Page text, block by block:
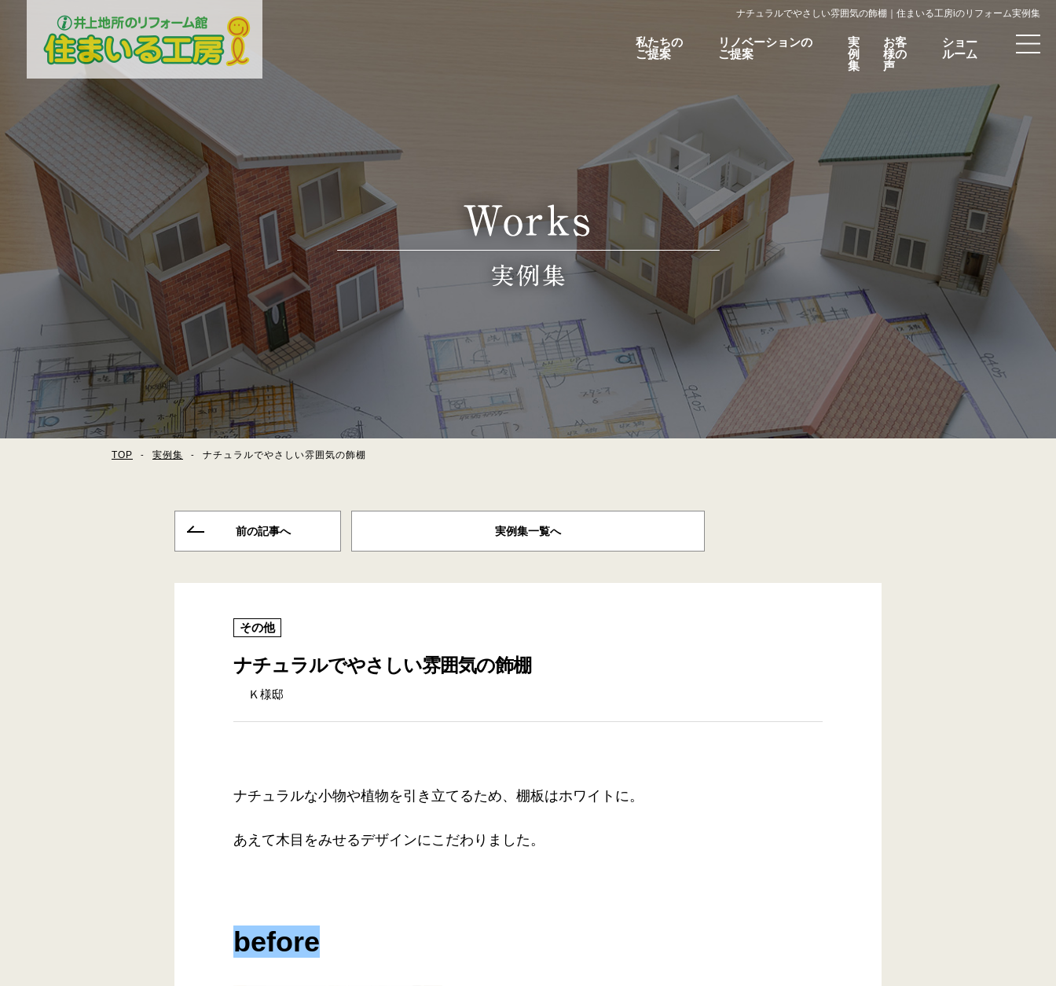
ナチュラルでやさしい雰囲気の飾棚｜住まいる工房iのリフォーム実例集
私たちの
ご提案
リノベーションの
ご提案
実
例
集
お客
様の
声
ショー
ルーム
TOP 実例集 ナチュラルでやさしい雰囲気の飾棚
前の記事へ 実例集一覧へ
その他
ナチュラルでやさしい雰囲気の飾棚
Ｋ様邸
ナチュラルな小物や植物を引き立てるため、棚板はホワイトに。
あえて木目をみせるデザインにこだわりました。
before